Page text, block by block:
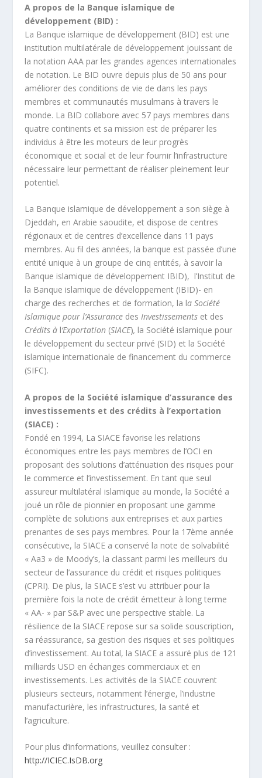
A propos de la Banque islamique de
développement (BID) :
La Banque islamique de développement (BID) est une
institution multilatérale de développement jouissant de
la notation AAA par les grandes agences internationales
de notation. Le BID ouvre depuis plus de 50 ans pour
améliorer des conditions de vie de dans les pays
membres et communautés musulmans à travers le
monde. La BID collabore avec 57 pays membres dans
quatre continents et sa mission est de préparer les
individus à être les moteurs de leur progrès
économique et social et de leur fournir l’infrastructure
nécessaire leur permettant de réaliser pleinement leur
potentiel.
La Banque islamique de développement a son siège à
Djeddah, en Arabie saoudite, et dispose de centres
régionaux et de centres d’excellence dans 11 pays
membres. Au fil des années, la banque est passée d’une
entité unique à un groupe de cinq entités, à savoir la
Banque islamique de développement IBID), l’Institut de
la Banque islamique de développement (IBID)- en
charge des recherches et de formation, la la Société
Islamique pour l’Assurance desInvestissements et des
Crédits à l‘Exportation (SIACE), la Société islamique pour
le développement du secteur privé (SID) et la Société
islamique internationale de financement du commerce
(SIFC).
A propos de la Société islamique d’assurance des
investissements et des crédits à l’exportation
(SIACE) :
Fondé en 1994, La SIACE favorise les relations
économiques entre les pays membres de l’OCI en
proposant des solutions d’atténuation des risques pour
le commerce et l’investissement. En tant que seul
assureur multilatéral islamique au monde, la Société a
joué un rôle de pionnier en proposant une gamme
complète de solutions aux entreprises et aux parties
prenantes de ses pays membres. Pour la 17ème année
consécutive, la SIACE a conservé la note de solvabilité
« Aa3 » de Moody’s, la classant parmi les meilleurs du
secteur de l’assurance du crédit et risques politiques
(CPRI). De plus, la SIACE s’est vu attribuer pour la
première fois la note de crédit émetteur à long terme
« AA- » par S&P avec une perspective stable. La
résilience de la SIACE repose sur sa solide souscription,
sa réassurance, sa gestion des risques et ses politiques
d’investissement. Au total, la SIACE a assuré plus de 121
milliards USD en échanges commerciaux et en
investissements. Les activités de la SIACE couvrent
plusieurs secteurs, notamment l’énergie, l’industrie
manufacturière, les infrastructures, la santé et
l’agriculture.
Pour plus d’informations, veuillez consulter :
http://ICIEC.IsDB.org